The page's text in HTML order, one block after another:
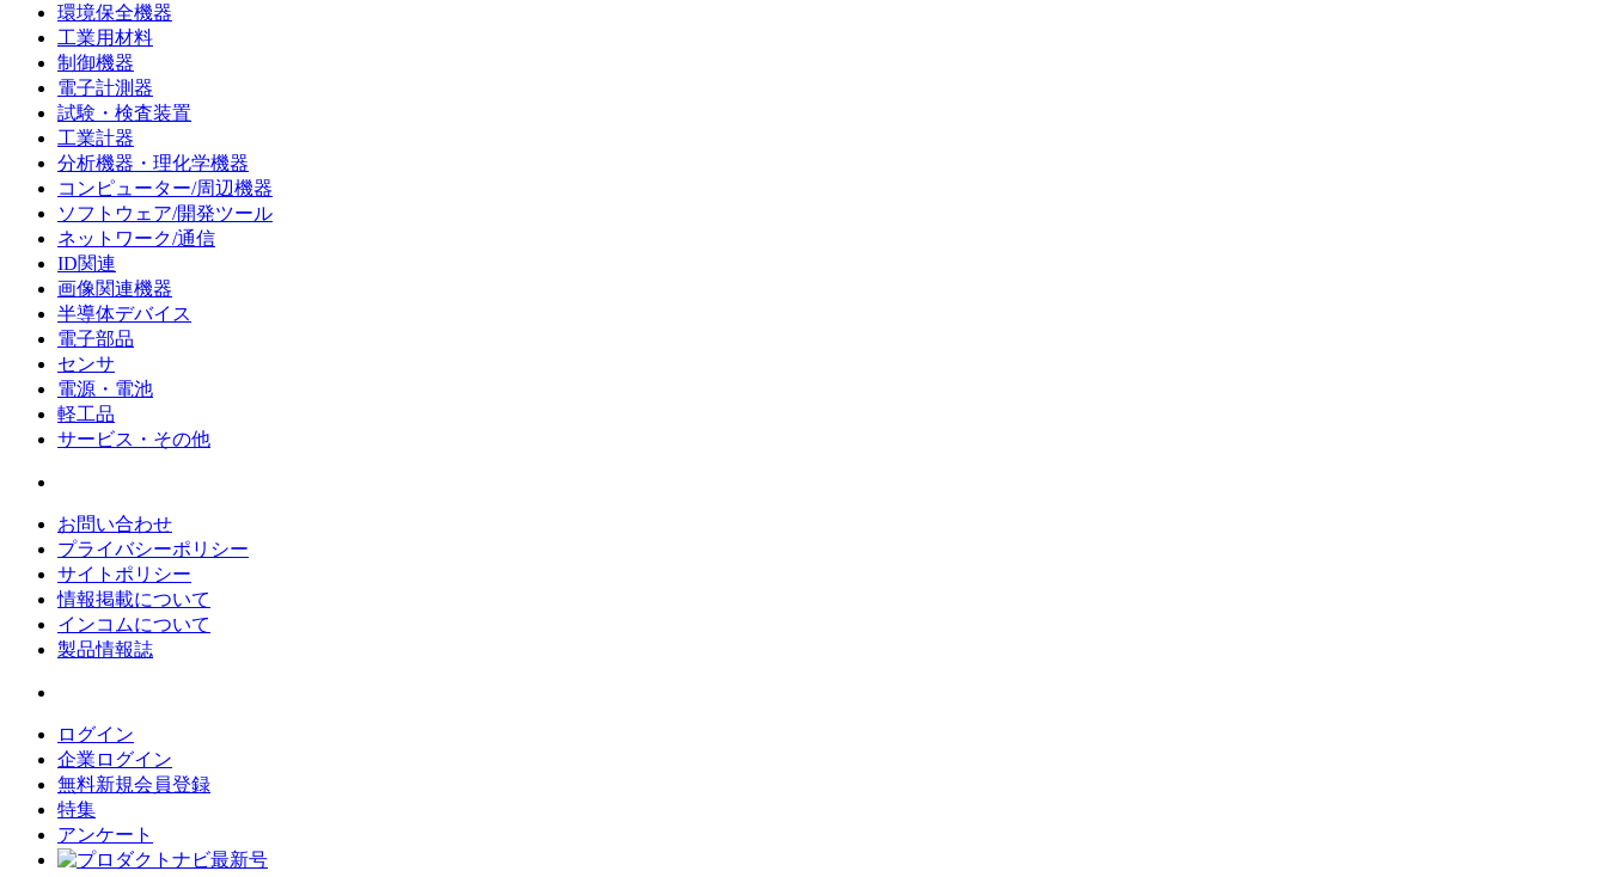
環境保全機器
工業用材料
制御機器
電子計測器
試験・検査装置
工業計器
分析機器・理化学機器
コンピューター/周辺機器
ソフトウェア/開発ツール
ネットワーク/通信
ID関連
画像関連機器
半導体デバイス
電子部品
センサ
電源・電池
軽工品
サービス・その他
お問い合わせ
プライバシーポリシー
サイトポリシー
情報掲載について
インコムについて
製品情報誌
ログイン
企業ログイン
無料新規会員登録
特集
アンケート